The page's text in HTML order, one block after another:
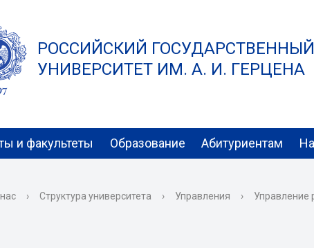
РОССИЙСКИЙ
УНИВЕРСИТЕТ ИМ. А. И. ГЕРЦЕНА
и факультеты Образование Абитуриентам
› Структура университета › Управления › Управление